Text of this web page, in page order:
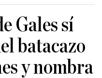
Gales sí
batacazo
y nombra